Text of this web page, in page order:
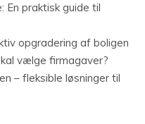
En praktisk guide til
opgradering af boligen
vælge firmagaver?
– fleksible løsninger til